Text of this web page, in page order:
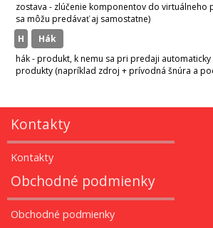
zostava - zlúčenie komponentov do
sa môžu predávať aj samostatne)
H
hák
hák - produkt, k nemu sa pri predaji
produkty (napríklad zdroj + prívodná šnúra a
Kontakty
Kontakty
Obchodné podmienky
Obchodné podmienky